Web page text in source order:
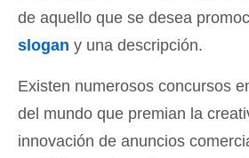
de aquello que se desea
slogan y una descripción.
Existen numerosos concursos
del mundo que premian la
innovación de anuncios